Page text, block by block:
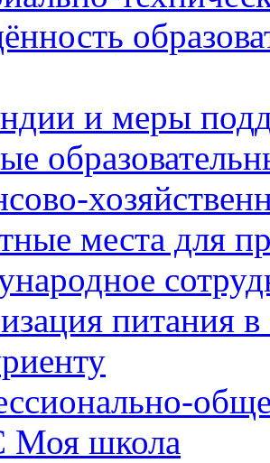
и меры
места для
питания в
школа